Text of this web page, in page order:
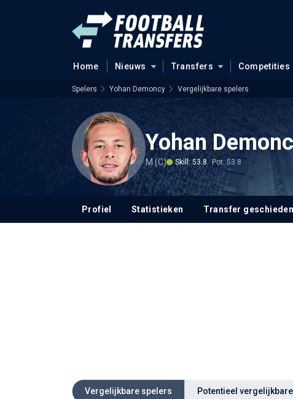
Home Nieuws Transfers Competities
Spelers Yohan Demoncy Vergelijkbare spelers
Yohan
M (C) Skill: 53.8 Pot: 53.8
Profiel Statistieken Transfer
Vergelijkbare spelers Potentieel